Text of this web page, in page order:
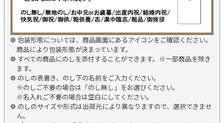
包装形態については、商品画面にあるアイコンをご確認ください。
商品により包装形態が決まっています。
すべての商品にのしを添付することができます。※一部商品を除き
ます。
のしの表書き、のし下の名前をご入力ください。
※のしご不要の場合は「のし無し」をお選びください。
※名入れご不要の場合は空白にしてください。
のしのサイズや形式は出荷元により異なりますので、選択できませ
ん。